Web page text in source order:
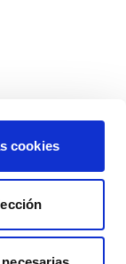
cookies